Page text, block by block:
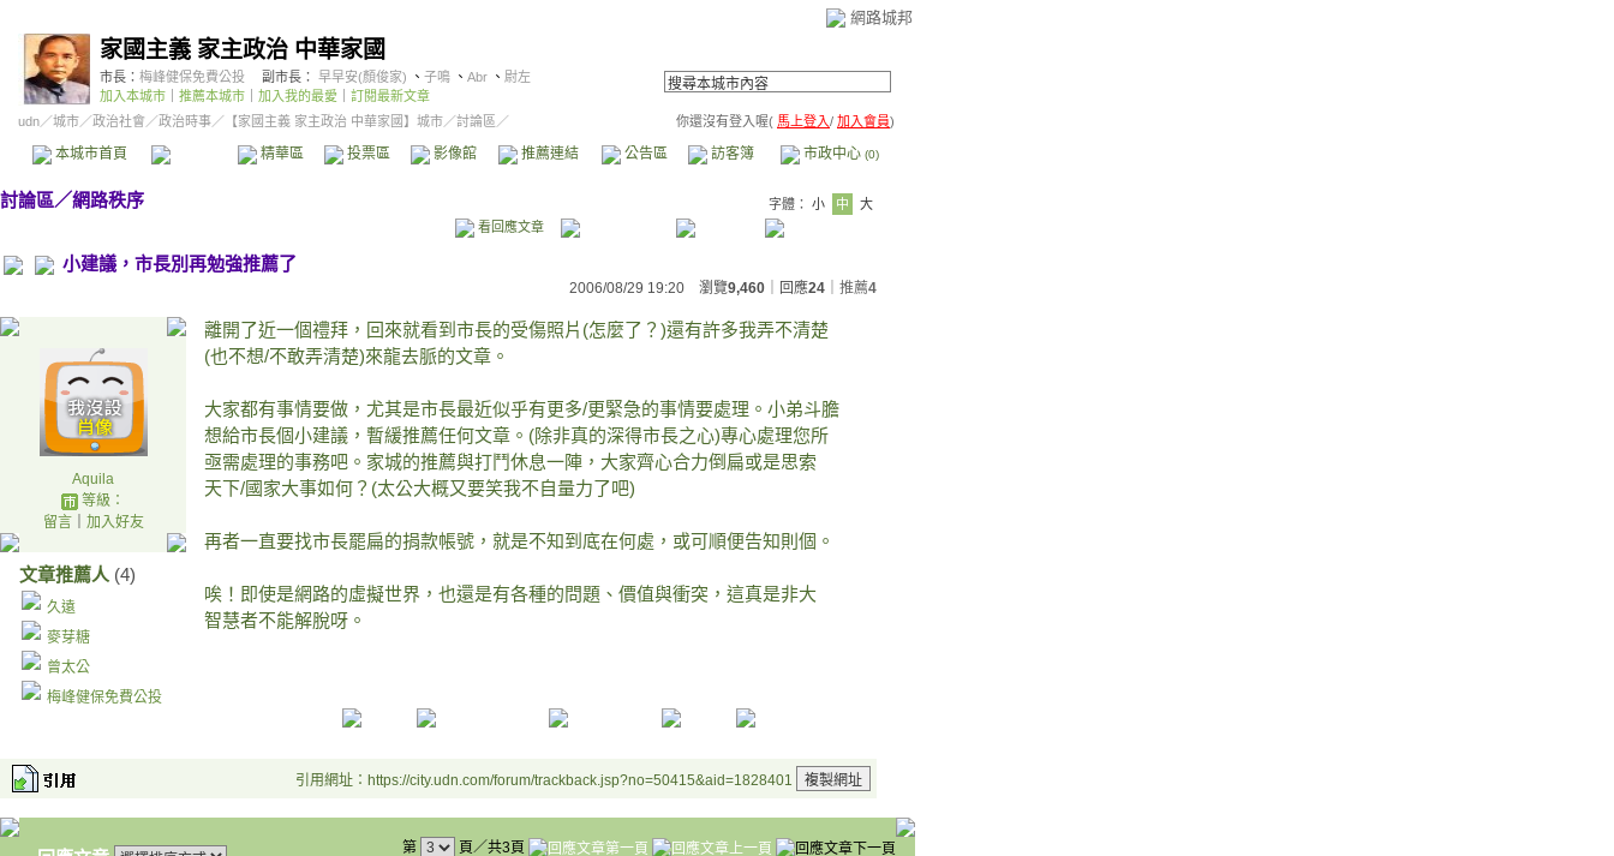
網路城邦
家國主義 家主政治 中華家國
市長： 梅峰健保免費公投 副市長： 早早安(顏俊家) 、 子鳴 、 Abr 、 尉左
加入本城市
推薦本城市 加入我的最愛
訂閱最新文章
udn／城市／政治社會 ／政治時事／ 【家國主義 家主政治 中華家國】城市／討論區／ 你還沒有登入喔( 馬上登入/ 加入會員)
本城市首頁 精華區 投票區 影像館 推薦連結 公告區 訪客簿 市政中心 (0)
討論區／網路秩序 字體： 小 中
大
看回應文章
小建議，市長別再勉強推薦了
2006/08/29 19:20 瀏覽9,460 ｜回應24 推薦4
Aquila
等級：
留言｜ 加入好友
文章推薦人 (4)
久遠
麥芽糖
曾太公
梅峰健保免費公投
離開了近一個禮拜，回來就看到市長的受傷照片(怎麼了？)還有許多我弄不清楚
(也不想/不敢弄清楚)來龍去脈的文章。
大家都有事情要做，尤其是市長最近似乎有更多/更緊急的事情要處理。小弟斗膽
想給市長個小建議，暫緩推薦任何文章。(除非真的深得市長之心)專心處理您所
亟需處理的事務吧。家城的推薦與打鬥休息一陣，大家齊心合力倒扁或是思索
天下/國家大事如何？(太公大概又要笑我不自量力了吧)
再者一直要找市長罷扁的捐款帳號，就是不知到底在何處，或可順便告知則個。
唉！即使是網路的虛擬世界，也還是有各種的問題、價值與衝突，這真是非大
智慧者不能解脫呀。
引用網址：https://city.udn.com/forum/trackback.jsp?no=50415&aid=1828401
第 頁／共3頁